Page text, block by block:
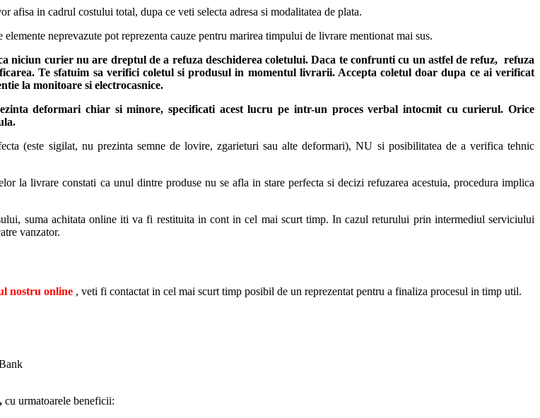
in cadrul costului total, dupa ce veti selecta adresa si modalitatea de plata.
neprevazute pot reprezenta cauze pentru marirea timpului de livrare mentionat mai sus.
niciun curier nu are dreptul de a refuza deschiderea coletului. Daca te confrunti cu un astfel de refuz, refuza
Te sfatuim sa verifici coletul si produsul in momentul livrarii. Accepta coletul doar dupa ce ai verificat
la monitoare si electrocasnice.
deformari chiar si minore, specificati acest lucru pe intr-un proces verbal intocmit cu curierul. Orice
(este sigilat, nu prezinta semne de lovire, zgarieturi sau alte deformari), NU si posibilitatea de a verifica tehnic
la livrare constati ca unul dintre produse nu se afla in stare perfecta si decizi refuzarea acestuia, procedura implica
suma achitata online iti va fi restituita in cont in cel mai scurt timp. In cazul returului prin intermediul serviciului
vanzator.
nostru online , veti fi contactat in cel mai scurt timp posibil de un reprezentat pentru a finaliza procesul in timp util.
cu urmatoarele beneficii: